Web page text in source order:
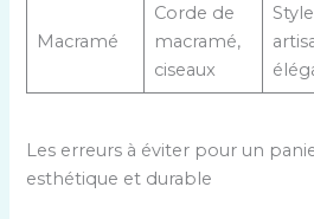
Macramé
Corde de
macramé,
ciseaux
Style
Les erreurs à éviter pour un
esthétique et durable